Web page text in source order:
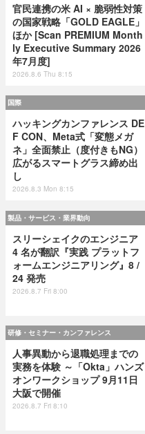
官民連携の米 AI × 脆弱性対策
の国家戦略「GOLD EAGLE」
ほか [Scan PREMIUM Month
ly Executive Summary 2026
年7月度]
2026.8.6 Thu 8:15
国際
ハッキングカンファレンス DE
F CON、Meta式「変態メガ
ネ」全面禁止（度付きもNG）
広がるスマートグラス締め出
し
2026.8.3 Mon 8:15
製品・サービス・業界動向
スリーシェイクのエンジニア
4 名が翻訳『実践 プラットフ
ォームエンジニアリング』8 /
24 発売
2026.8.7 Fri 8:00
研修・セミナー・カンファレンス
人事異動から退職処理までの
実務を体験 ～「Okta」ハンズ
オンワークショップ 9月11日
大阪で開催
2026.8.7 Fri 8:10